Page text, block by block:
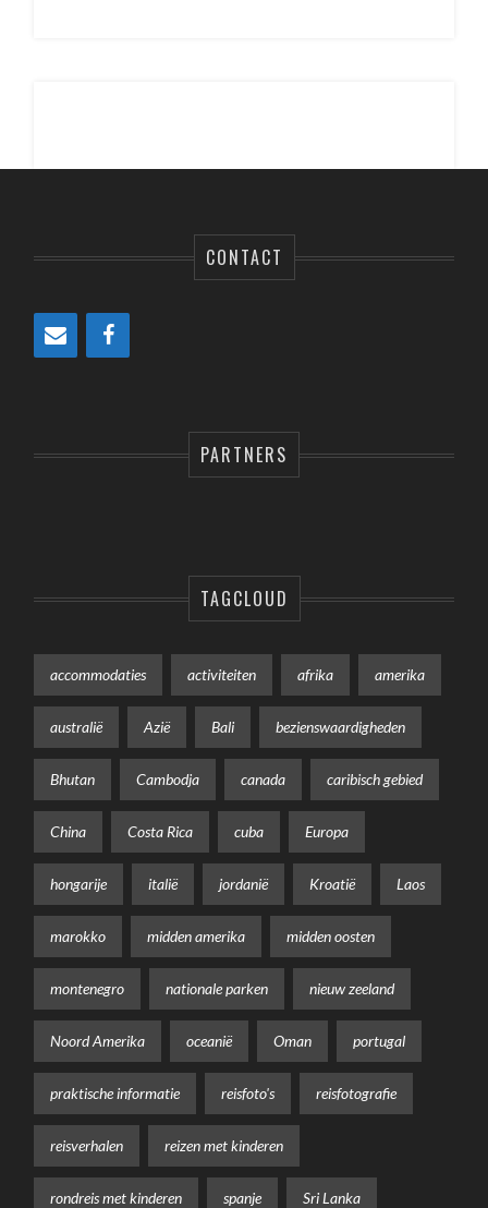
CONTACT
PARTNERS
TAGCLOUD
accommodaties activiteiten afrika amerika
australië Azië Bali bezienswaardigheden
Bhutan Cambodja canada caribisch gebied
China Costa Rica cuba Europa
hongarije italië jordanië Kroatië Laos
marokko midden amerika midden oosten
montenegro nationale parken nieuw zeeland
Noord Amerika oceanië Oman portugal
praktische informatie reisfoto's reisfotografie
reisverhalen reizen met kinderen
rondreis met kinderen spanje Sri Lanka